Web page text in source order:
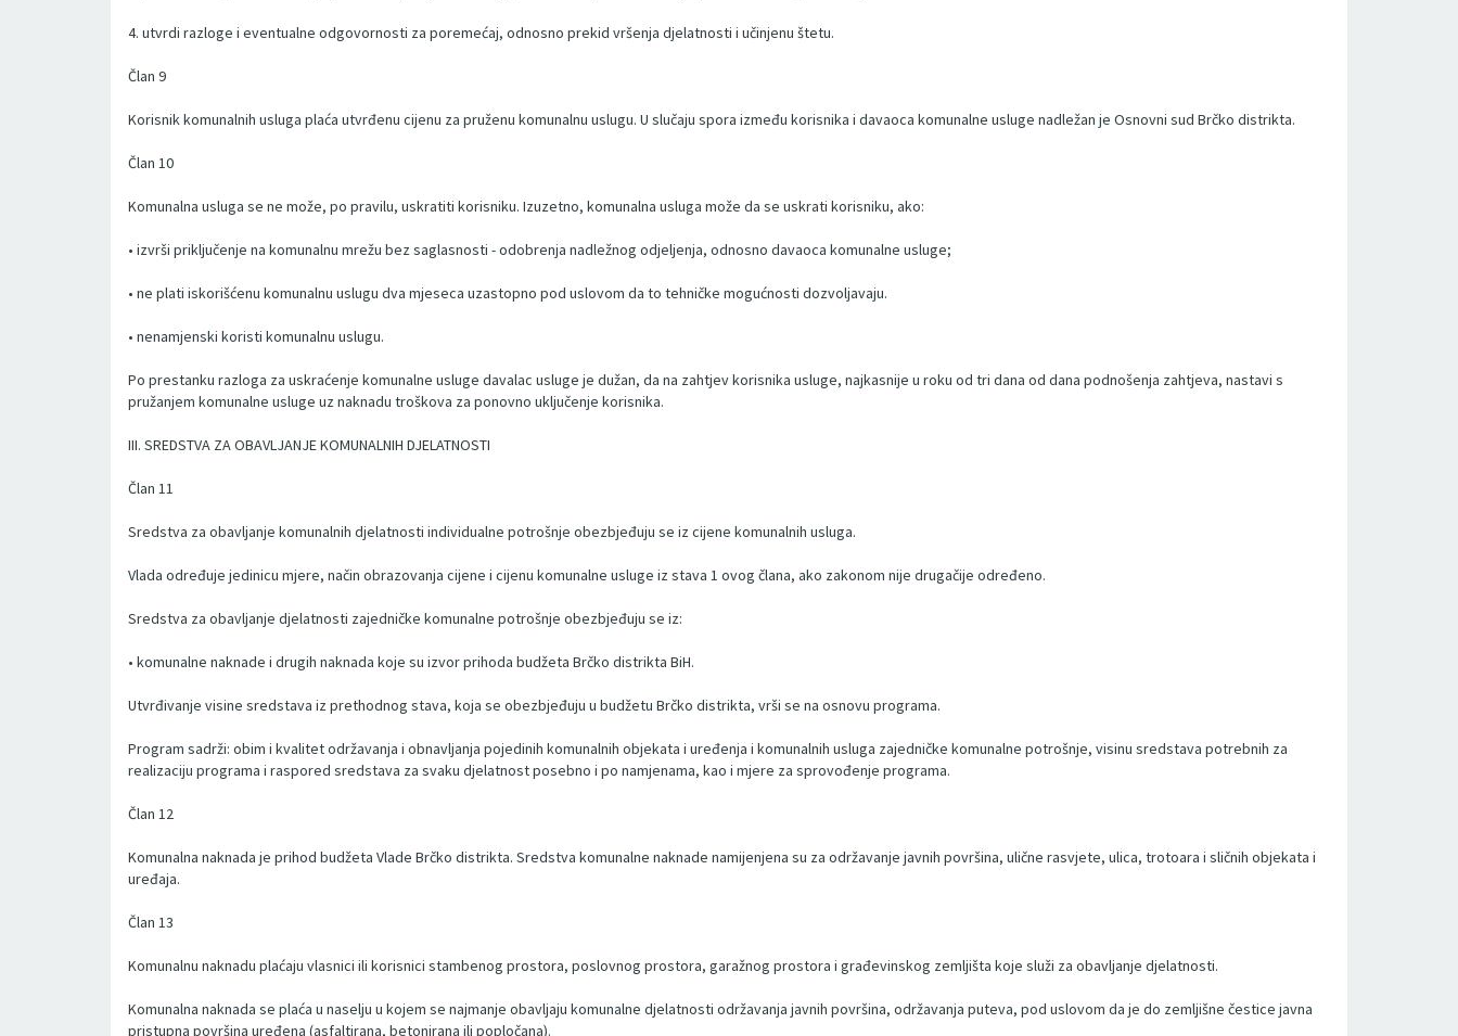
4. utvrdi razloge i eventualne odgovornosti za poremećaj, odnosno prekid vršenja djelatnosti i učinjenu štetu.
Član 9
Korisnik komunalnih usluga plaća utvrđenu cijenu za pruženu komunalnu uslugu. U slučaju spora između korisnika i davaoca komunalne usluge nadležan je Osnovni sud Brčko distrikta.
Član 10
Komunalna usluga se ne može, po pravilu, uskratiti korisniku. Izuzetno, komunalna usluga može da se uskrati korisniku, ako:
• izvrši priključenje na komunalnu mrežu bez saglasnosti - odobrenja nadležnog odjeljenja, odnosno davaoca komunalne usluge;
• ne plati iskorišćenu komunalnu uslugu dva mjeseca uzastopno pod uslovom da to tehničke mogućnosti dozvoljavaju.
• nenamjenski koristi komunalnu uslugu.
Po prestanku razloga za uskraćenje komunalne usluge davalac usluge je dužan, da na zahtjev korisnika usluge, najkasnije u roku od tri dana od dana podnošenja zahtjeva, nastavi s
pružanjem komunalne usluge uz naknadu troškova za ponovno uključenje korisnika.
III. SREDSTVA ZA OBAVLJANJE KOMUNALNIH DJELATNOSTI
Član 11
Sredstva za obavljanje komunalnih djelatnosti individualne potrošnje obezbjeđuju se iz cijene komunalnih usluga.
Vlada određuje jedinicu mjere, način obrazovanja cijene i cijenu komunalne usluge iz stava 1 ovog člana, ako zakonom nije drugačije određeno.
Sredstva za obavljanje djelatnosti zajedničke komunalne potrošnje obezbjeđuju se iz:
• komunalne naknade i drugih naknada koje su izvor prihoda budžeta Brčko distrikta BiH.
Utvrđivanje visine sredstava iz prethodnog stava, koja se obezbjeđuju u budžetu Brčko distrikta, vrši se na osnovu programa.
Program sadrži: obim i kvalitet održavanja i obnavljanja pojedinih komunalnih objekata i uređenja i komunalnih usluga zajedničke komunalne potrošnje, visinu sredstava potrebnih za
realizaciju programa i raspored sredstava za svaku djelatnost posebno i po namjenama, kao i mjere za sprovođenje programa.
Član 12
Komunalna naknada je prihod budžeta Vlade Brčko distrikta. Sredstva komunalne naknade namijenjena su za održavanje javnih površina, ulične rasvjete, ulica, trotoara i sličnih objekata i
uređaja.
Član 13
Komunalnu naknadu plaćaju vlasnici ili korisnici stambenog prostora, poslovnog prostora, garažnog prostora i građevinskog zemljišta koje služi za obavljanje djelatnosti.
Komunalna naknada se plaća u naselju u kojem se najmanje obavljaju komunalne djelatnosti održavanja javnih površina, održavanja puteva, pod uslovom da je do zemljišne čestice javna
pristupna površina uređena (asfaltirana, betonirana ili popločana).